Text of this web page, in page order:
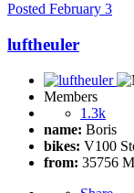
Posted February 3
luftheuler
Members
1.3k
name: Boris
bikes: V100
from: 35756